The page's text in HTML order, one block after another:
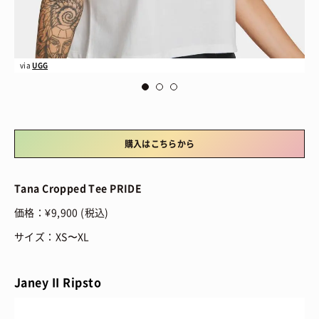
viaUGG
購入はこちらから
Tana Cropped Tee PRIDE
価格：¥9,900 (税込)
サイズ：XS〜XL
Janey II Ripsto